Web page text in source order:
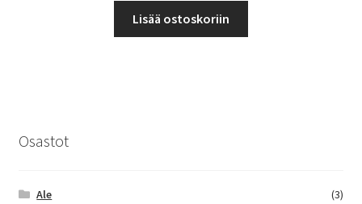
Lisää ostoskoriin
Osastot
Ale
(3)